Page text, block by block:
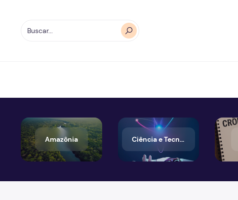
Amazônia Ciência e Tecnologia